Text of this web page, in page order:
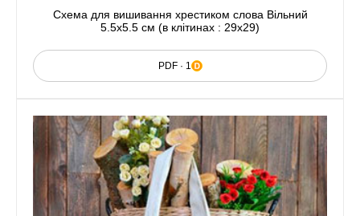
Схема для вишивання хрестиком слова Вільний
5.5x5.5 см (в клітинах : 29x29)
PDF · 1